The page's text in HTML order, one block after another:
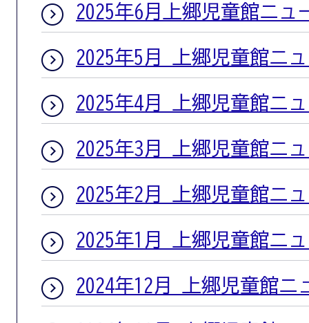
2025年6月上郷児童館ニュ
2025年5月 上郷児童館ニ
2025年4月 上郷児童館ニ
2025年3月 上郷児童館ニ
2025年2月 上郷児童館ニ
2025年1月 上郷児童館ニ
2024年12月 上郷児童館ニ